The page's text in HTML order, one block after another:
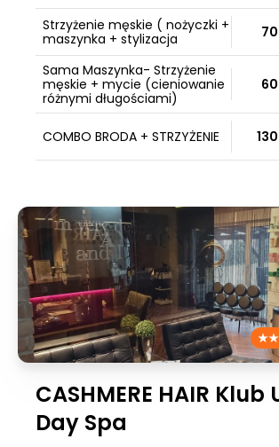
Strzyżenie męskie ( nożyczki +
maszynka + stylizacja
70
Sama Maszynka- Strzyżenie
męskie + mycie (cieniowanie
różnymi długościami)
60
COMBO BRODA + STRZYŻENIE
CASHMERE HAIR Klub
Day Spa